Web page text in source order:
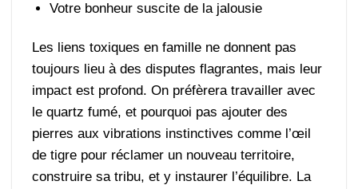
Votre bonheur suscite de la jalousie
Les liens toxiques en famille ne donnent pas
toujours lieu à des disputes flagrantes, mais leur
impact est profond. On préfèrera travailler avec
le quartz fumé, et pourquoi pas ajouter des
pierres aux vibrations instinctives comme l’œil
de tigre pour réclamer un nouveau territoire,
construire sa tribu, et y instaurer l’équilibre. La